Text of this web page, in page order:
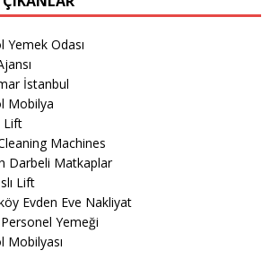
Yemek Odası
İstanbul
Mobilya
Lift
Machines
Darbeli Matkaplar
Lift
Evden Eve Nakliyat
Yemeği
Mobilyası